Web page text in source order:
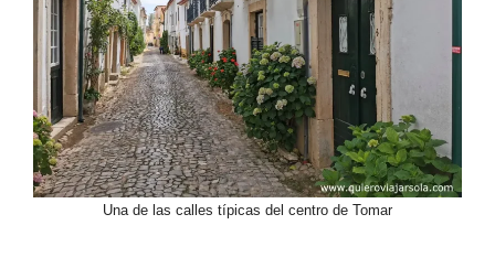
Una de las calles típicas del centro de Tomar